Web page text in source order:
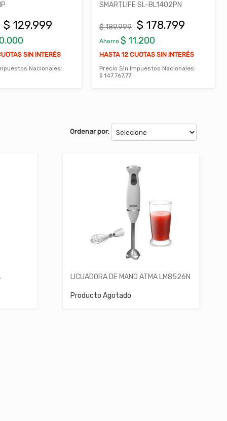
$ 129.999
SIN INTERÉS
Nacionales:
SMARTLIFE SL-BL1402PN
$ 189.999 $ 178.799
Ahorro $ 11.200
HASTA 12 CUOTAS SIN INTERÉS
Precio Sin Impuestos Nacionales:
$ 147.767,77
Ordenar por:
LICUADORA DE MANO ATMA LM8526N
Producto Agotado